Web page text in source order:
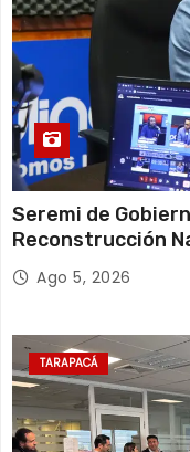
Seremi de
Reconstrucción
y el empleo en
Ago 5, 2026
TARAPACÁ